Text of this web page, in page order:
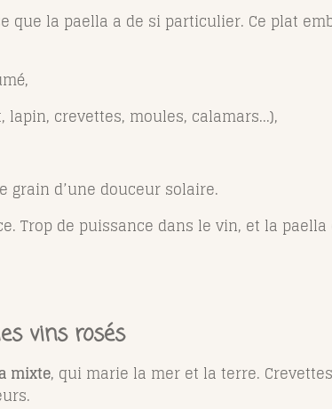
que la paella a de si particulier. Ce plat
lapin, crevettes, moules, calamars...),
grain d’une douceur solaire.
Trop de puissance dans le vin, et la
vins rosés
mixte, qui marie la mer et la terre.